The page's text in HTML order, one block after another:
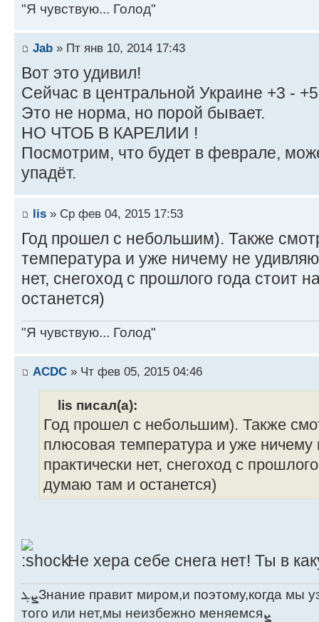
"Я чувствую... Голод"
Jab » Пт янв 10, 2014 17:43
Вот это удивил!
Сейчас в центральной Украине +3 -
Это не норма, но порой бывает.
НО ЧТОБ В КАРЕЛИИ !
Посмотрим, что будет в феврале,
упадёт.
lis » Ср фев 04, 2015 17:53
Год прошел с небольшим). Также
температура и уже ничему не
нет, снегоход с прошлого года стоит
останется)
"Я чувствую... Голод"
ACDC » Чт фев 05, 2015 04:46
lis писал(а):
Год прошел с небольшим). Также
плюсовая температура и уже ничему
практически нет, снегоход с
думаю там и останется)
Не хера себе снега нет! Ты в
ܨܓЗнание правит миром,и поэтому,когда мы узнаём что-то новое,хотим мы
того или нет,мы неизбежно меняемсяܨ